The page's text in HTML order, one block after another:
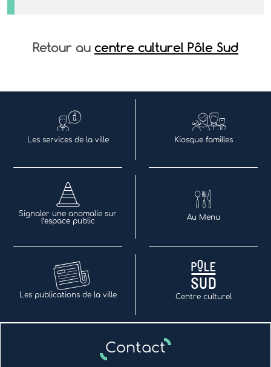
Retour au centre culturel Pôle Sud
Les services de la ville Kiosque familles
Signaler une anomalie sur
l’espace public
Au Menu
Les publications de la ville Centre culturel
Contact